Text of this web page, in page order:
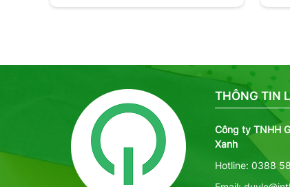
THÔNG TIN
Công ty TNHH
Xanh
Hotline: 0388